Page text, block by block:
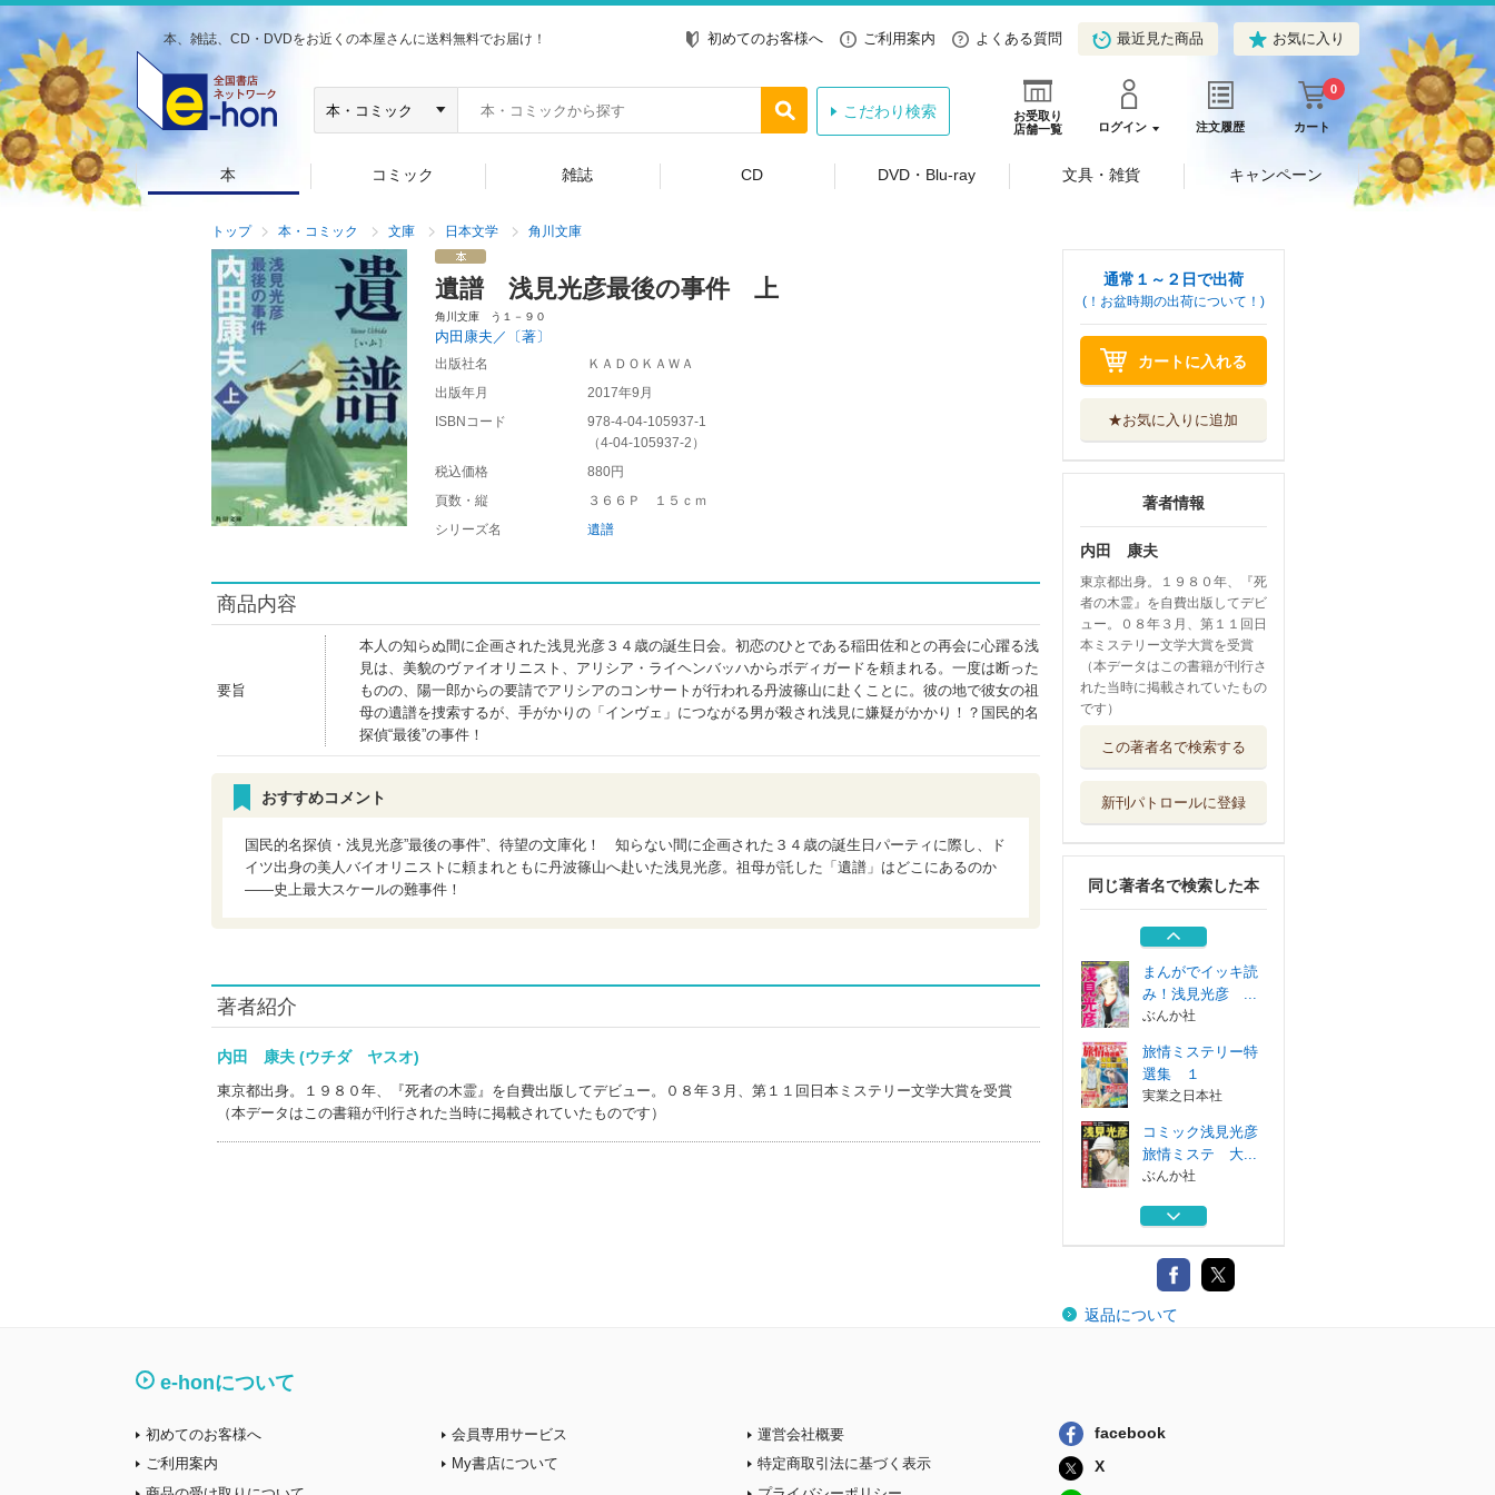
本、雑誌、CD・DVDをお近くの本屋さんに送料無料でお届け！ 初めてのお客様へ ご利用案内 よくある質問 最近見た商品 お気に入り
お受取り
店舗一覧
ログイン 注文履歴 カート
0
こだわり検索
本 コミック 雑誌 CD DVD・Blu-ray 文具・雑貨 キャンペーン
トップ 本・コミック 文庫 日本文学 角川文庫
遺譜 浅見光彦最後の事件 上
角川文庫 う１－９０
内田康夫／〔著〕
出版社名
ＫＡＤＯＫＡＷＡ
出版年月
2017年9月
ISBNコード
978-4-04-105937-1
（4-04-105937-2 ）
税込価格
880円
頁数・縦
３６６Ｐ １５ｃｍ
シリーズ名
遺譜
商品内容
要旨
本人の知らぬ間に企画された浅見光彦３４歳の誕生日会。初恋のひとである稲田佐和との再会に心躍る浅
見は、美貌のヴァイオリニスト、アリシア・ライヘンバッハからボディガードを頼まれる。一度は断った
ものの、陽一郎からの要請でアリシアのコンサートが行われる丹波篠山に赴くことに。彼の地で彼女の祖
母の遺譜を捜索するが、手がかりの「インヴェ」につながる男が殺され浅見に嫌疑がかかり！？国民的名
探偵“最後”の事件！
おすすめコメント
国民的名探偵・浅見光彦”最後の事件”、待望の文庫化！ 知らない間に企画された３４歳の誕生日パーティに際し、ド
イツ出身の美人バイオリニストに頼まれともに丹波篠山へ赴いた浅見光彦。祖母が託した「遺譜」はどこにあるのか
――史上最大スケールの難事件！
著者紹介
内田 康夫 (ウチダ ヤスオ)
東京都出身。１９８０年、『死者の木霊』を自費出版してデビュー。０８年３月、第１１回日本ミステリー文学大賞を受賞
（本データはこの書籍が刊行された当時に掲載されていたものです）
通常１～２日で出荷
(！お盆時期の出荷について！)
カートに入れる
★お気に入りに追加
著者情報
内田 康夫
東京都出身。１９８０年、『死
者の木霊』を自費出版してデビ
ュー。０８年３月、第１１回日
本ミステリー文学大賞を受賞
（本データはこの書籍が刊行さ
れた当時に掲載されていたもの
です）
この著者名で検索する
新刊パトロールに登録
同じ著者名で検索した本
旅情ミステ 大...
「須磨明石」殺人
徳間書店
人形事件 須美ち
ゃんは名探偵！？
光文社
まんがでイッキ読
み！浅見光彦 ...
ぶんか社
旅情ミステリー特
選集 １
実業之日本社
コミック浅見光彦
旅情ミステ 大...
ぶんか社
「須磨明石」殺人
徳間書店
人形事件 須美ち
ゃんは名探偵！？
返品について
e-honについて
初めてのお客様へ
ご利用案内
会員専用サービス
My書店について
運営会社概要
特定商取引法に基づく表示
facebook
X